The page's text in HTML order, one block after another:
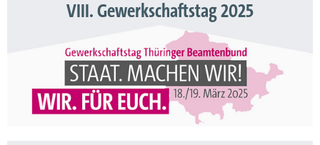
VIII. Gewerkschaftstag 2025